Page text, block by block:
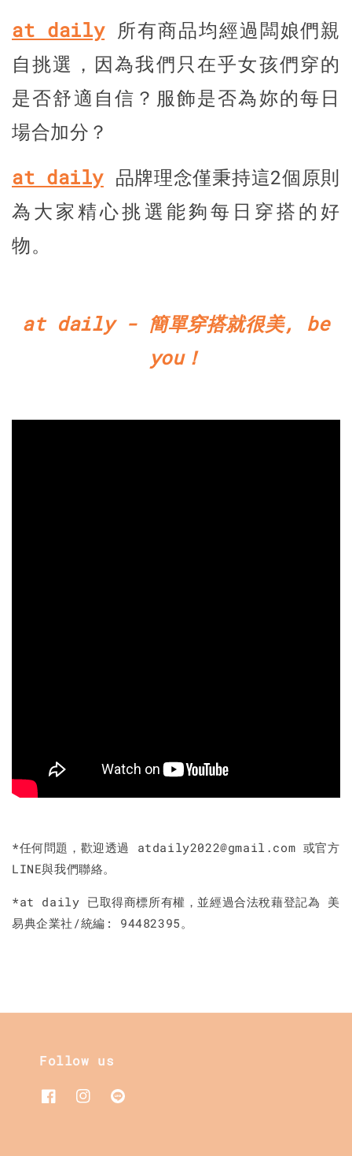
at daily 所有商品均經過闆娘們親
自挑選，因為我們只在乎女孩們穿的
是否舒適自信？服飾是否為妳的每日
場合加分？
at daily 品牌理念僅秉持這2個原則
為大家精心挑選能夠每日穿搭的好
物。
at daily - 簡單穿搭就很美, be
you！
*任何問題，歡迎透過 atdaily2022@gmail.com 或官方
LINE與我們聯絡。
*at daily 已取得商標所有權，並經過合法稅藉登記為 美
易典企業社/統編 : 94482395。
Follow us